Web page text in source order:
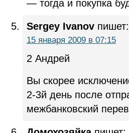
— тогда и покупка
Sergey Ivanov пишет:
15 января 2009 в 07:15
2 Андрей
Вы скорее
2-3й день после
межбанковский